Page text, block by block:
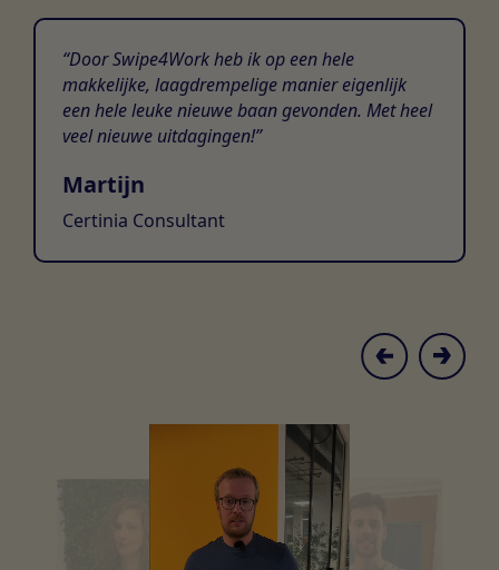
Door Swipe4Work heb ik op een hele
makkelijke, laagdrempelige manier eigenlijk
een hele leuke nieuwe baan gevonden. Met heel
veel nieuwe uitdagingen!
Martijn
Certinia Consultant